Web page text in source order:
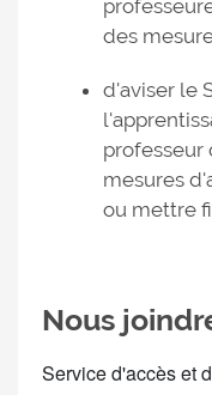
des
d'aviser le
professeur
mesures
ou mettre
Nous
Service d'accès et